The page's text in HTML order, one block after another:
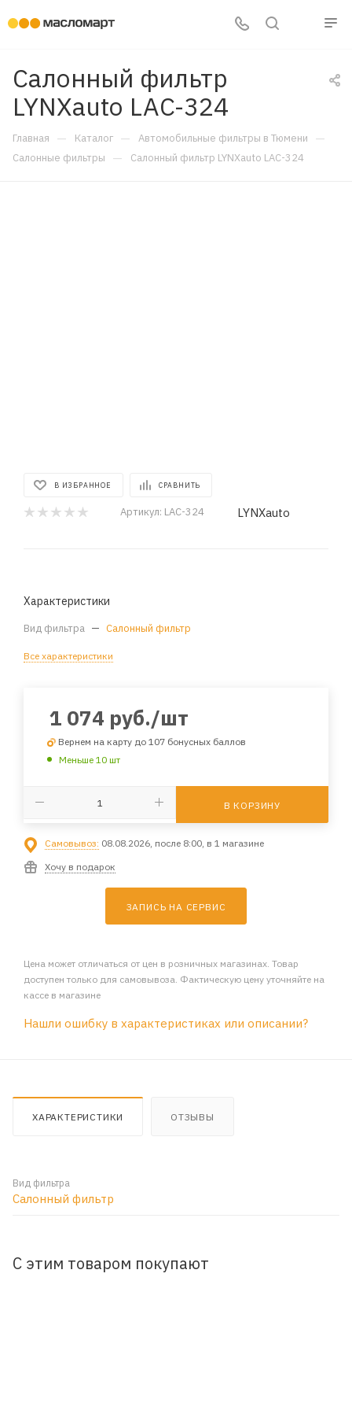
Салонный фильтр
LYNXauto LAC-324
Главная — Каталог — Автомобильные фильтры в Тюмени —
Салонные фильтры — Салонный фильтр LYNXauto LAC-324
В ИЗБРАННОЕ СРАВНИТЬ
Артикул: LAC-324 LYNXauto
Характеристики
Вид фильтра — Салонный фильтр
Все характеристики
1 074 руб./шт
Вернем на карту до 107 бонусных баллов
Меньше 10 шт
В КОРЗИНУ
Самовывоз: 08.08.2026, после 8:00, в 1 магазине
Хочу в подарок
ЗАПИСЬ НА СЕРВИС
Цена может отличаться от цен в розничных магазинах. Товар
доступен только для самовывоза. Фактическую цену уточняйте на
кассе в магазине
Нашли ошибку в характеристиках или описании?
ХАРАКТЕРИСТИКИ ОТЗЫВЫ
Вид фильтра
Салонный фильтр
С этим товаром покупают